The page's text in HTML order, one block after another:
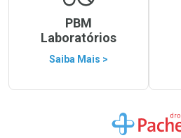
PBM
Laboratórios
Saiba Mais >
Ir para a Home